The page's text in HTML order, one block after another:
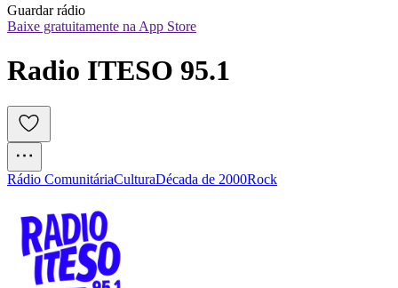
Guardar rádio
Baixe gratuitamente na App Store
Radio ITESO 95.1
Rádio ComunitáriaCulturaDécada de 2000Rock